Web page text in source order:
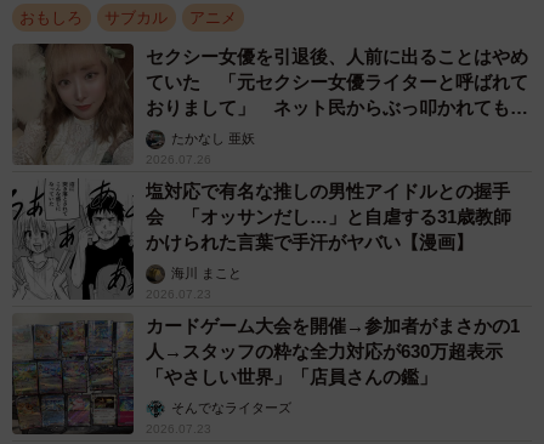
【アフター】ジョジョの奇妙な冒険の空条承太郎。風に舞い上がる長ラ
ンの迫力にしびれます（提供画像）
おもしろ サブカル アニメ
セクシー女優を引退後、人前に出ることはやめ
ていた 「元セクシー女優ライターと呼ばれて
おりまして」 ネット民からぶっ叩かれても私
はこの肩書で生きていく【元セクシー女優ライ
ター本人が解説】
たかなし 亜妖
2026.07.26
塩対応で有名な推しの男性アイドルとの握手
会 「オッサンだし…」と自虐する31歳教師
かけられた言葉で手汗がヤバい【漫画】
海川 まこと
2026.07.23
カードゲーム大会を開催→参加者がまさかの1
人→スタッフの粋な全力対応が630万超表示
「やさしい世界」「店員さんの鑑」
そんでなライターズ
2026.07.23